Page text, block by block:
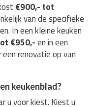
€900,- tot
van de specifieke
In een kleine keuken
€950,-en in een
renovatie op van
keukenblad?
u voor kiest. Kiest u